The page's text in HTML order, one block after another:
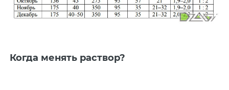
Когда менять раствор?